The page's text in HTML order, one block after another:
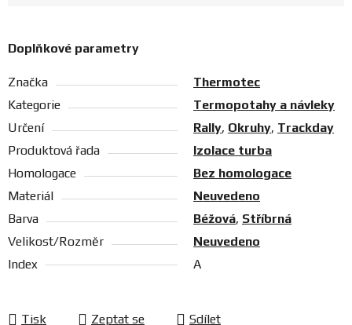
Doplňkové parametry
Značka
Thermotec
Kategorie
Termopotahy a návleky
Určení
Rally, Okruhy, Trackday
Produktová řada
Izolace turba
Homologace
Bez homologace
Materiál
Neuvedeno
Barva
Béžová, Stříbrná
Velikost/Rozměr
Neuvedeno
Index
A
Tisk Zeptat se Sdílet